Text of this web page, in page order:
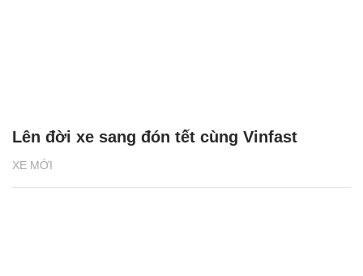
XE MỚI
Lên đời xe sang đón tết cùng Vinfast